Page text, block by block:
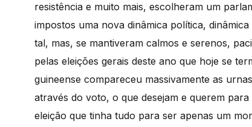
resistência e muito mais, escolheram um
impostos uma nova dinâmica política,
tal, mas, se mantiveram calmos e serenos,
pelas eleições gerais deste ano que hoje se
guineense compareceu massivamente as
através do voto, o que desejam e querem
eleição que tinha tudo para ser apenas um